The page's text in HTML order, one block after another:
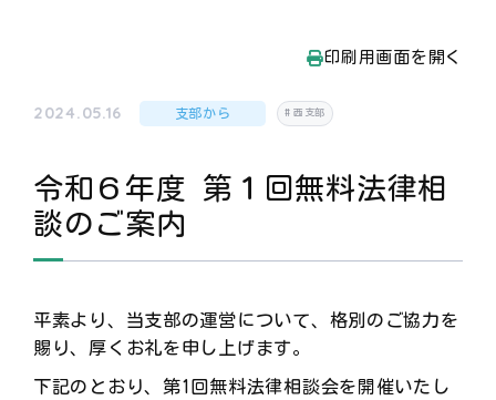
印刷用画面を開く
2024.05.16 支部から 西支部
令和６年度 第１回無料法律相
談のご案内
平素より、当支部の運営について、格別のご協力を
賜り、厚くお礼を申し上げます。
下記のとおり、第1回無料法律相談会を開催いたし